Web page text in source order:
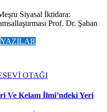
Siyasal İktidara:
Prof. Dr. Şaban
YAZILAR
OTAĞI
Ve Kelam İlmi’ndeki Yeri